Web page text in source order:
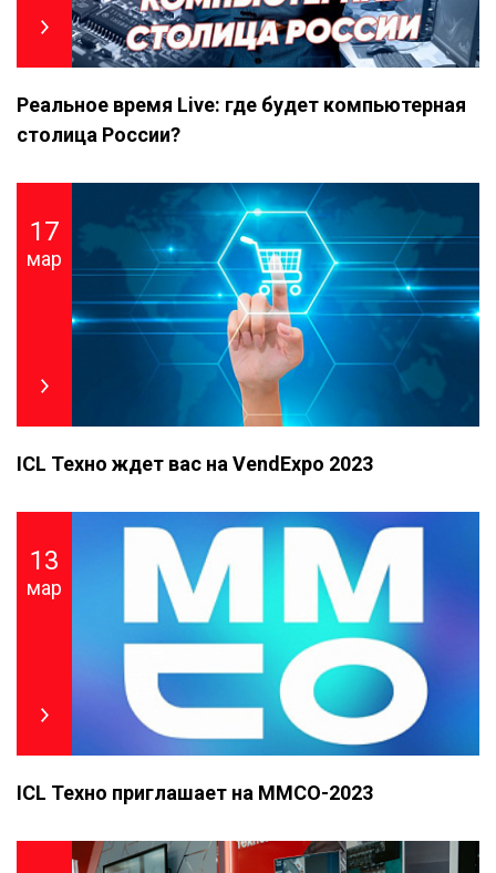
Реальное время Live: где будет компьютерная
столица России?
17
мар
ICL Техно ждет вас на VendExpo 2023
13
мар
ICL Техно приглашает на ММСО-2023